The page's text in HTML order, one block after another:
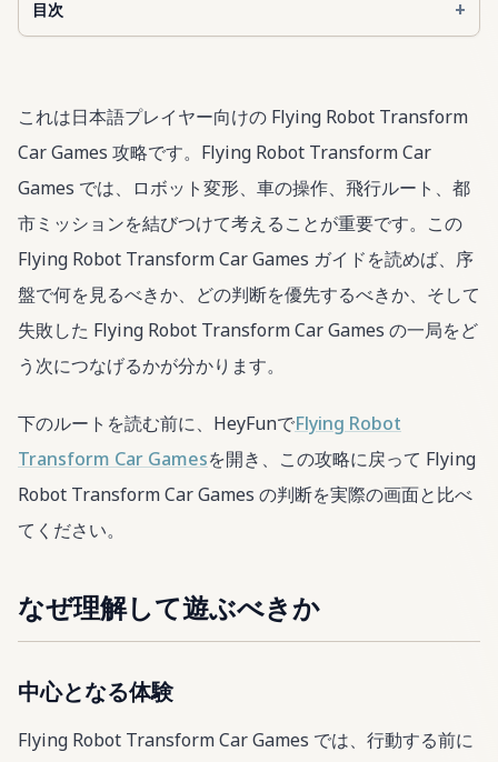
目次 +
これは日本語プレイヤー向けの Flying Robot Transform
Car Games 攻略です。Flying Robot Transform Car
Games では、ロボット変形、車の操作、飛行ルート、都
市ミッションを結びつけて考えることが重要です。この
Flying Robot Transform Car Games ガイドを読めば、序
盤で何を見るべきか、どの判断を優先するべきか、そして
失敗した Flying Robot Transform Car Games の一局をど
う次につなげるかが分かります。
下のルートを読む前に、HeyFunでFlying Robot
Transform Car Gamesを開き、この攻略に戻って Flying
Robot Transform Car Games の判断を実際の画面と比べ
てください。
なぜ理解して遊ぶべきか
中心となる体験
Flying Robot Transform Car Games では、行動する前に